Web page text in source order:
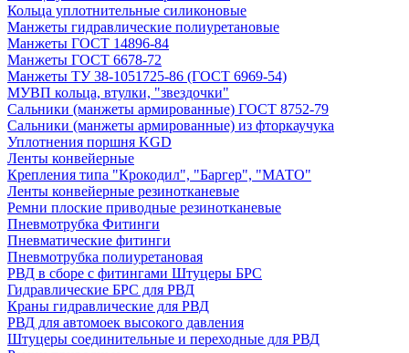
Кольца уплотнительные силиконовые
Манжеты гидравлические полиуретановые
Манжеты ГОСТ 14896-84
Манжеты ГОСТ 6678-72
Манжеты ТУ 38-1051725-86 (ГОСТ 6969-54)
МУВП кольца, втулки, "звездочки"
Сальники (манжеты армированные) ГОСТ 8752-79
Сальники (манжеты армированные) из фторкаучука
Уплотнения поршня KGD
Ленты конвейерные
Крепления типа "Крокодил", "Баргер", "МАТО"
Ленты конвейерные резинотканевые
Ремни плоские приводные резинотканевые
Пневмотрубка Фитинги
Пневматические фитинги
Пневмотрубка полиуретановая
РВД в сборе с фитингами Штуцеры БРС
Гидравлические БРС для РВД
Краны гидравлические для РВД
РВД для автомоек высокого давления
Штуцеры соединительные и переходные для РВД